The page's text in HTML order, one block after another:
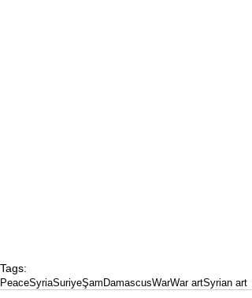
Tags:
PeaceSyriaSuriyeŞamDamascusWarWar artSyrian art